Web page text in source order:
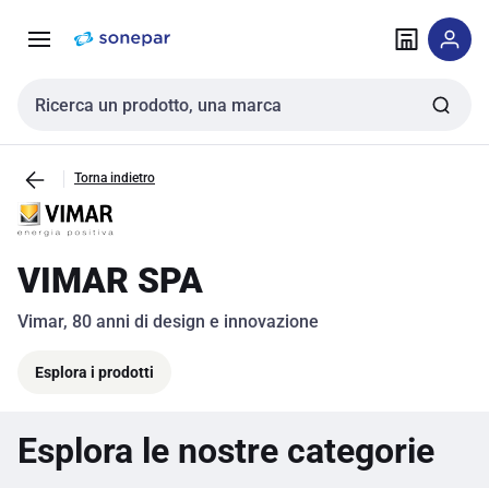
navigazione alla
Cerca input
Torna indietro
VIMAR SPA
Vimar, 80 anni di design e innovazione
Esplora i prodotti
Esplora le nostre categorie